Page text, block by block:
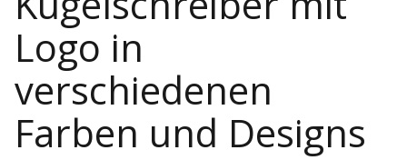
Logo in
verschiedenen
Farben und Designs